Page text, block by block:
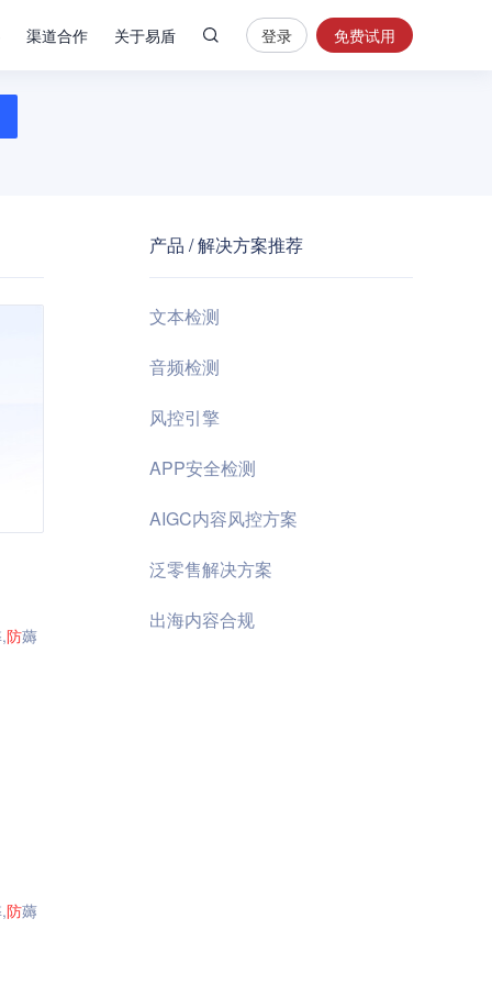
渠道合作 关于易盾
安
全
控
登录 免费试用
防薅
防薅
产品 / 解决方案推荐
文本检测
音频检测
风控引擎
APP安全检测
AIGC内容风控方案
泛零售解决方案
出海内容合规